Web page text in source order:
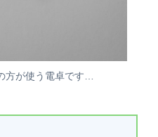
方が使う電卓です…